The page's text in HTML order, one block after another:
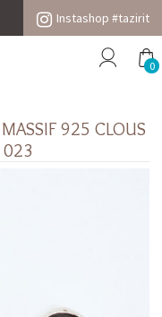
Instashop #tazirit
0
925 CLOUS
023